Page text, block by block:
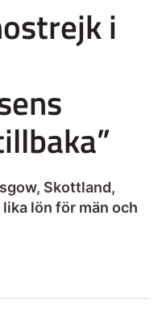
i
Skottland,
lön för män och